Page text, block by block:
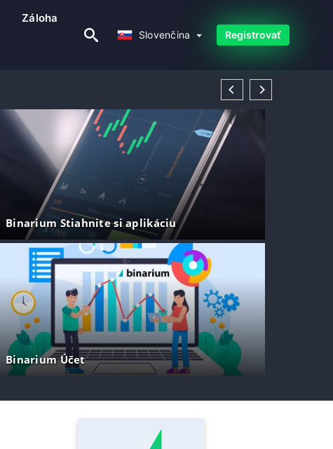
Záloha
Slovenčina Registrovať
Binarium Stiahnite si aplikáciu
Binarium Účet